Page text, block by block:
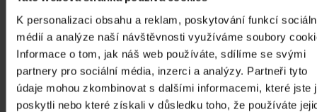
K personalizaci obsahu a reklam, poskytování funkcí
médií a analýze naší návštěvnosti využíváme soubory
Informace o tom, jak náš web používáte, sdílíme se svými
partnery pro sociální média, inzerci a analýzy. Partneři tyto
údaje mohou zkombinovat s dalšími informacemi, které jste
poskytli nebo které získali v důsledku toho, že používáte
DO KOŠÍKU
FILTRY